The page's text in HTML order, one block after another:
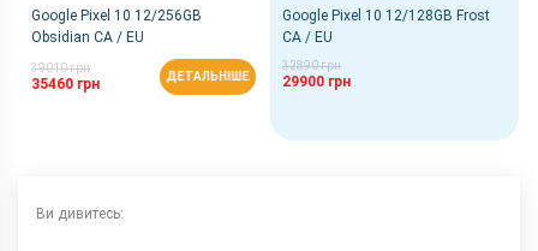
Google Pixel 10 12/256GB
Obsidian CA / EU
39010 грн
35460 грн ДЕТАЛЬНІШЕ
Google Pixel 10 12/128GB Frost
CA / EU
32890 грн
29900 грн
Ви дивитесь: